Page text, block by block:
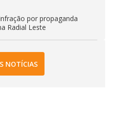
por propaganda
Radial Leste
NOTÍCIAS